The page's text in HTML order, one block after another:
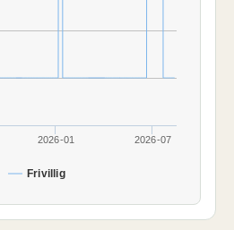
Frivillig
2026-01 2026-07